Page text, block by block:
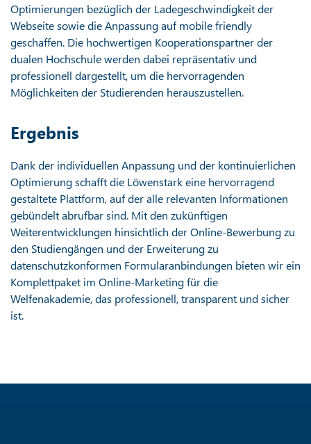
Optimierungen bezüglich der Ladegeschwindigkeit der
Webseite sowie die Anpassung auf mobile friendly
geschaffen. Die hochwertigen Kooperationspartner der
dualen Hochschule werden dabei repräsentativ und
professionell dargestellt, um die hervorragenden
Möglichkeiten der Studierenden herauszustellen.
Ergebnis
Dank der individuellen Anpassung und der kontinuierlichen
Optimierung schafft die Löwenstark eine hervorragend
gestaltete Plattform, auf der alle relevanten Informationen
gebündelt abrufbar sind. Mit den zukünftigen
Weiterentwicklungen hinsichtlich der Online-Bewerbung zu
den Studiengängen und der Erweiterung zu
datenschutzkonformen Formularanbindungen bieten wir ein
Komplettpaket im Online-Marketing für die
Welfenakademie, das professionell, transparent und sicher
ist.